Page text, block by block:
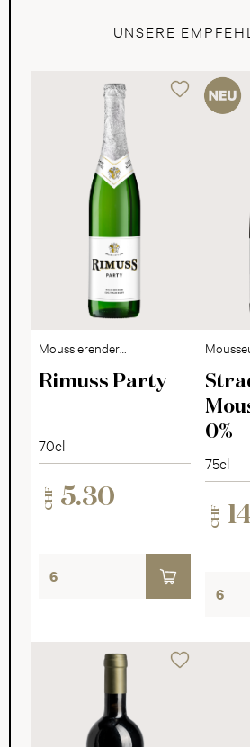
UNSERE
Moussierender
Edeltraubensaft
Rimuss Party
70cl
CHF 5.30
0%
75cl
CHF